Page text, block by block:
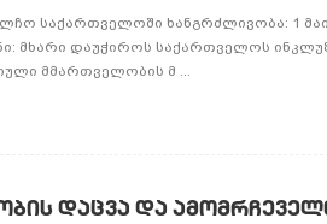
საქართველოში ხანგრძლივობა: 1
მხარი დაუჭიროს საქართველოს
მმართველობის მ ...
დაცვა და